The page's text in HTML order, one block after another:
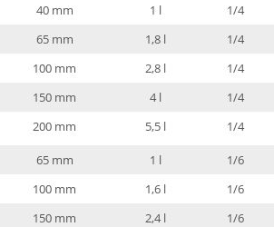
40 mm 1 l
1/4
65 mm 1,8 l
1/4
100 mm 2,8 l
1/4
150 mm 4 l
1/4
200 mm 5,5 l 1/4
65 mm 1 l
1/6
100 mm 1,6 l
1/6
150 mm 2,4 l
1/6